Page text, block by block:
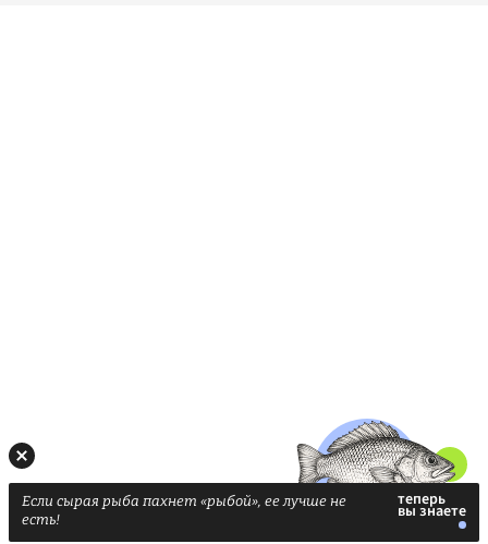
Если сырая рыба пахнет «рыбой», ее лучше не
есть!